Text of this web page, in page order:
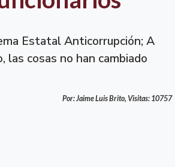
Estatal Anticorrupción; A
cosas no han cambiado
Por: Jaime Luis Brito, Visitas: 10757